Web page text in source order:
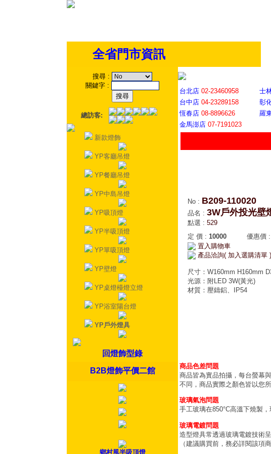
全省門市資訊
搜尋 :
關鍵字 :
總訪客:
新款燈飾
YP客廳吊燈
YP餐廳吊燈
YP中島吊燈
YP吸頂燈
YP半吸頂燈
YP單吸頂燈
YP壁燈
YP桌燈檯燈立燈
YP浴室陽台燈
YP戶外燈具
回燈飾型錄
B2B燈飾平價二館
鄉村風半吸頂燈
台北店 02-23460958 士
台中店 04-23289158 彰
恆春店 08-8896626 羅
金馬澎店 07-7191023
No : B209-110020
品名 : 3W戶外投光壁
點選 : 529
定 價 : 10000 優惠價 :
置入購物車
產品洽詢( 加入選購清單 )
尺寸：W160mm H160mm
光源：附LED 3W(黃光)
材質：壓鑄鋁、IP54
商品色差問題
商品皆為實品拍攝，每台螢幕
不同，商品實際之顏色皆以您
玻璃氣泡問題
手工玻璃在850°C高溫下燒製
玻璃電鍍問題
造型燈具常透過玻璃電鍍技術
（建議購買前，務必詳閱該項